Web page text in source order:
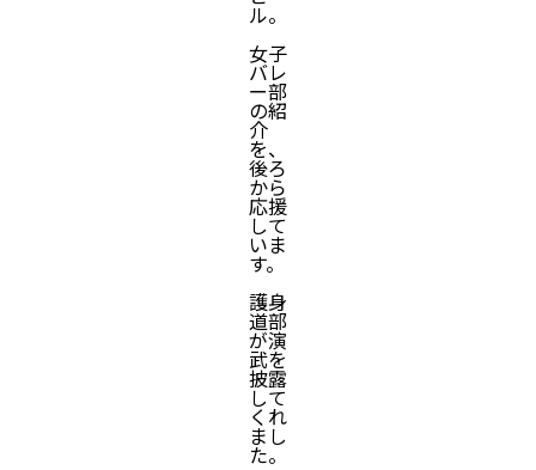
ル。
女子
バレ
ー部
の紹
介
を、
後ろ
から
応援
して
いま
す。
護身
道部
が演
武を
披露
して
くれ
まし
た。